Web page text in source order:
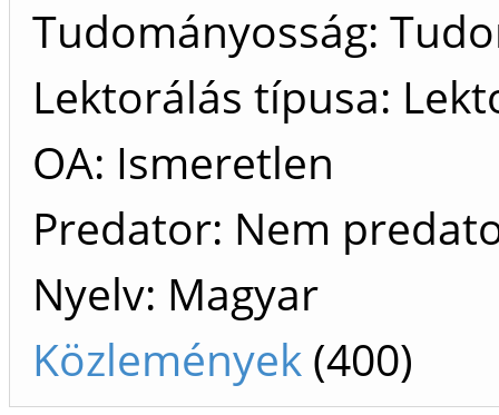
Tudományosság:
Lektorálás típusa:
OA: Ismeretlen
Predator: Nem
Nyelv: Magyar
Közlemények (400)